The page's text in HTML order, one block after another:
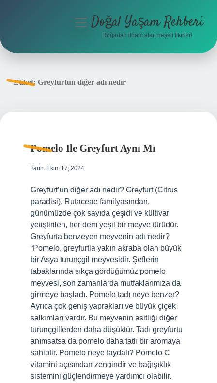
menüyüDoğal Yaşam Rehberi
Doğadan ilham alan neşeli fikirler!
Etiket: Greyfurtun diğer adı nedir
Pomelo Ile Greyfurt Aynı Mı
Tarih: Ekim 17, 2024
Greyfurt’un diğer adı nedir? Greyfurt (Citrus
paradisi), Rutaceae familyasından,
günümüzde çok sayıda çeşidi ve kültivarı
yetiştirilen, her dem yeşil bir meyve türüdür.
Greyfurta benzeyen meyvenin adı nedir?
“Pomelo, greyfurtla yakın akraba olan büyük
bir Asya turunçgil meyvesidir. Şeflerin
tabaklarında sıkça gördüğümüz pomelo
meyvesi, son zamanlarda mutfaklarımıza da
girmeye başladı. Pomelo tadı neye benzer?
Ayrıca çok geniş yaprakları ve büyük çiçek
salkımları vardır. Bu meyvenin asitliği diğer
turunçgillerden daha düşüktür. Tadı greyfurtu
anımsatsa da pomelo daha tatlı bir aromaya
sahiptir. Pomelo neye faydalı? Pomelo C
vitamini açısından zengindir ve bağışıklık
sistemini güçlendirmeye yardımcı olabilir.